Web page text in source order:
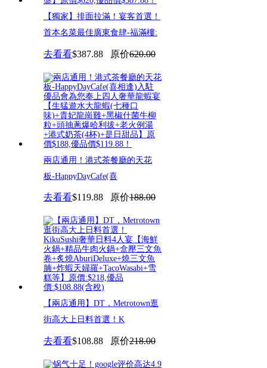
【獨家】排面拉滿！宴客首選！
首本名菜最佳廣東食肆-福滿樓:
去看看$387.88 原价620.00
兩店通用！港式茶餐廳的天花
板-HappyDayCafe(喜
去看看$119.88 原价188.00
【兩店通用】DT，Metrotown逛
街高大上日料首選！K
去看看$108.88 原价218.00